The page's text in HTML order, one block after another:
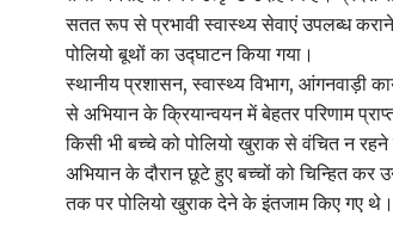
सतत रूप से प्रभावी स्वास्थ्य सेवाएं उपलब्ध कराने
पोलियो बूथों का उद्घाटन किया गया।
स्थानीय प्रशासन, स्वास्थ्य विभाग, आंगनवाड़ी
से अभियान के क्रियान्वयन में बेहतर परिणाम
किसी भी बच्चे को पोलियो खुराक से वंचित न
अभियान के दौरान छूटे हुए बच्चों को चिन्हित
तक पर पोलियो खुराक देने के इंतजाम किए गए थे।